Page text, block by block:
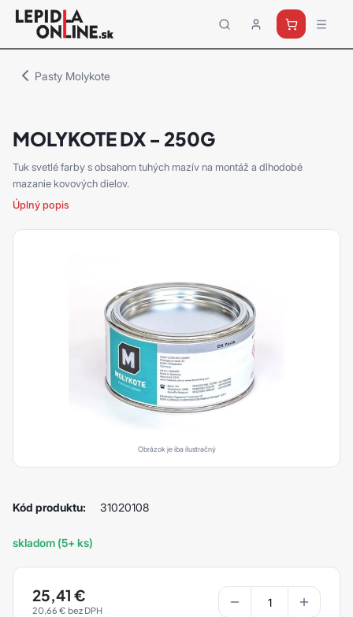
Priemyselné
lepidlá
Pasty Molykote
MOLYKOTE DX - 250G
Tuk svetlé farby s obsahom tuhých mazív na montáž a dlhodobé
mazanie kovových dielov.
Úplný popis
Obrázok je iba ilustračný
Kód produktu: 31020108
skladom (5+ ks)
25,41 €
20,66 €